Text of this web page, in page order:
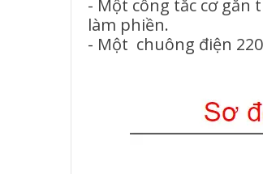
- Một công tắc cơ
làm phiền.
- Một chuông điện